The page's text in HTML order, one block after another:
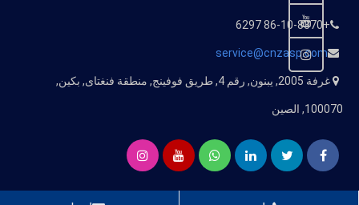
+86-10-8370 6297
service@cnzasp.com
غرفة 2005, يبنون, رقم 4, طريق فوفينج, منطقة فنغتاى, بكين,
100070, الصين